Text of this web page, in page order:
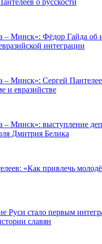
о русскости
– Минск»: Фёдор Гайда об
интеграции
– Минск»: Сергей
и евразийстве
– Минск»: выступление
Дмитрия Белика
«Как привлечь
Руси стало первым
славян